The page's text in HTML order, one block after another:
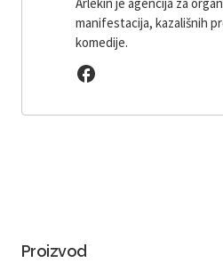
manifestacija, kazališnih
komedije.
Proizvod